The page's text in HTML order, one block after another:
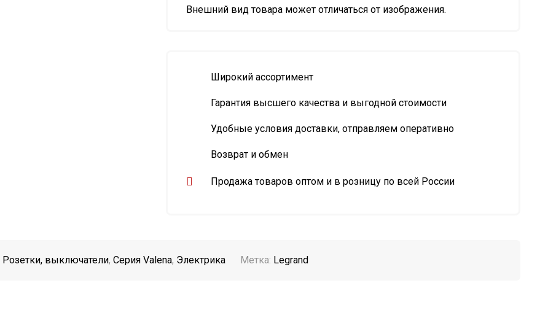
Внешний вид товара может отличаться от изображения.
Широкий ассортимент
Гарантия высшего качества и выгодной стоимости
Удобные условия доставки, отправляем оперативно
Возврат и обмен
Продажа товаров оптом и в розницу по всей России
Розетки, выключатели, Серия Valena, Электрика Метка: Legrand